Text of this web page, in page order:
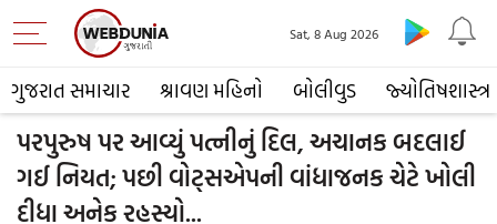
ગુજરાત સમાચાર શ્રાવણ મહિનો બોલીવુડ જ્યોતિષશાસ્ત્ર
Sat, 8 Aug 2026
પરપુરુષ પર આવ્યું પત્નીનું દિલ, અચાનક બદલાઈ
ગઈ નિયત; પછી વોટ્સએપની વાંધાજનક ચેટે ખોલી
દીધા અનેક રહસ્યો...